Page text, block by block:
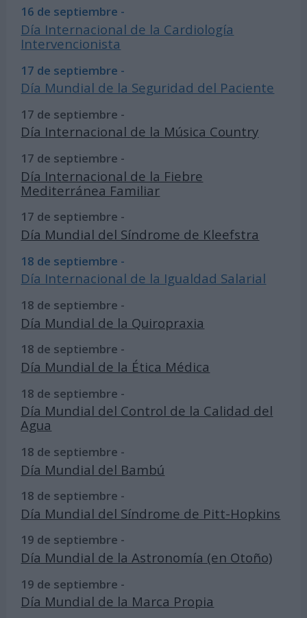
16 de septiembre -
Día Internacional de la Cardiología
Intervencionista
17 de septiembre -
Día Mundial de la Seguridad del Paciente
17 de septiembre -
Día Internacional de la Música Country
17 de septiembre -
Día Internacional de la Fiebre
Mediterránea Familiar
17 de septiembre -
Día Mundial del Síndrome de Kleefstra
18 de septiembre -
Día Internacional de la Igualdad Salarial
18 de septiembre -
Día Mundial de la Quiropraxia
18 de septiembre -
Día Mundial de la Ética Médica
18 de septiembre -
Día Mundial del Control de la Calidad del
Agua
18 de septiembre -
Día Mundial del Bambú
18 de septiembre -
Día Mundial del Síndrome de Pitt-Hopkins
19 de septiembre -
Día Mundial de la Astronomía (en Otoño)
19 de septiembre -
Día Mundial de la Marca Propia